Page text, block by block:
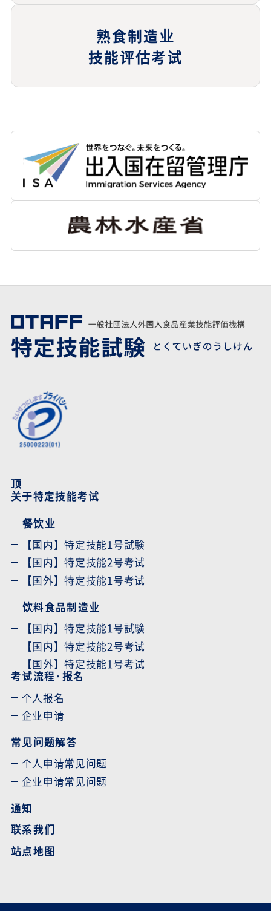
熟食制造业
技能评估考试
顶
关于特定技能考试
餐饮业
【国内】特定技能1号試験
【国内】特定技能2号考试
【国外】特定技能1号考试
饮料食品制造业
【国内】特定技能1号試験
【国内】特定技能2号考试
【国外】特定技能1号考试
考试流程·报名
个人报名
企业申请
常见问题解答
个人申请常见问题
企业申请常见问题
通知
联系我们
站点地图